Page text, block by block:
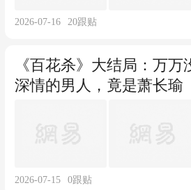
2026-07-16 20跟贴
《百花杀》大结局：万
深情的男人，竟是萧长瑜
2026-07-15 0跟贴